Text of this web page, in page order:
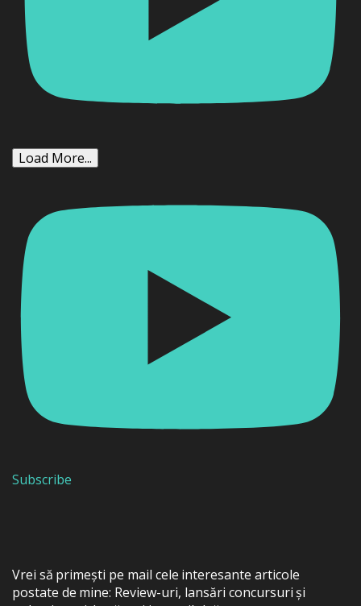
Load More...
Subscribe
Vrei să primești pe mail cele interesante articole
postate de mine: Review-uri, lansări concursuri și